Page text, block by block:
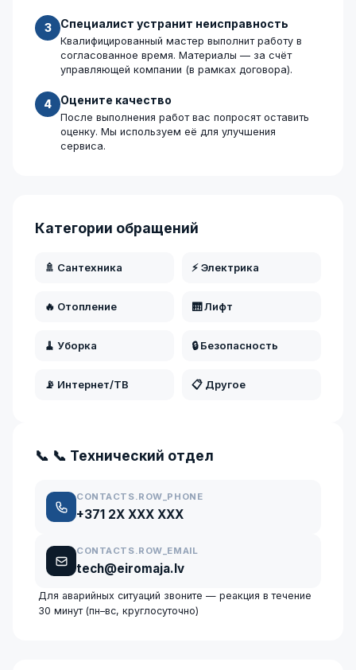
3 Специалист устранит неисправность
Квалифицированный мастер выполнит работу в
согласованное время. Материалы — за счёт
управляющей компании (в рамках договора).
4 Оцените качество
После выполнения работ вас попросят оставить
оценку. Мы используем её для улучшения
сервиса.
Категории обращений
🚿 Сантехника ⚡ Электрика
🔥 Отопление 🛗 Лифт
🧹 Уборка 🔒 Безопасность
📡 Интернет/ТВ 📋 Другое
📞 📞 Технический отдел
CONTACTS.ROW_PHONE
+371 2X XXX XXX
CONTACTS.ROW_EMAIL
tech@eiromaja.lv
Для аварийных ситуаций звоните — реакция в течение
30 минут (пн–вс, круглосуточно)